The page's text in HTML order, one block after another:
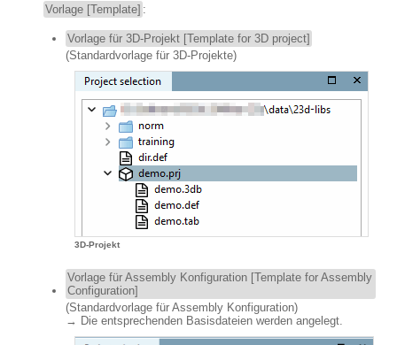
Vorlage [Template] :
Vorlage für 3D-Projekt [Template for 3D project]
(Standardvorlage für 3D-Projekte)
3D-Projekt
Vorlage für Assembly Konfiguration [Template for Assembly
Configuration]
(Standardvorlage für Assembly Konfiguration)
→ Die entsprechenden Basisdateien werden angelegt.